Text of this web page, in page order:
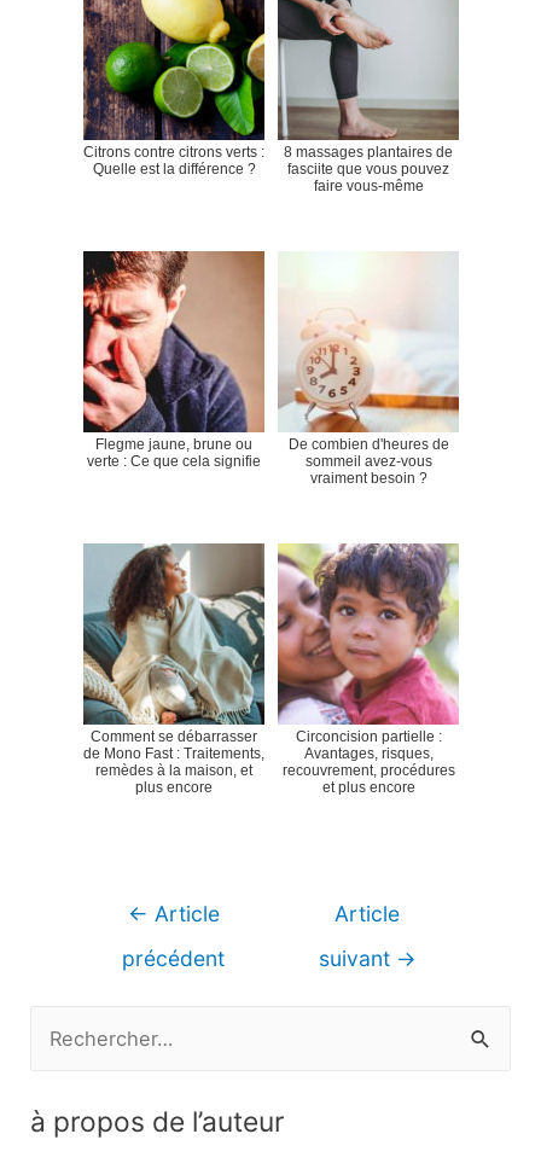
Citrons contre citrons verts :
Quelle est la différence ?
8 massages plantaires de
fasciite que vous pouvez
faire vous-même
Flegme jaune, brune ou
verte : Ce que cela signifie
De combien d'heures de
sommeil avez-vous
vraiment besoin ?
Comment se débarrasser
de Mono Fast : Traitements,
remèdes à la maison, et
plus encore
Circoncision partielle :
Avantages, risques,
recouvrement, procédures
et plus encore
Navigation
← Article
précédent
Article
suivant →
h
à propos de l’auteur